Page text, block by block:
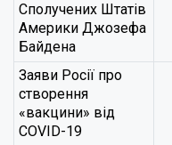
Сполучених Штатів
Америки Джозефа
Байдена
Заяви Росії про
створення
«вакцини» від
COVID-19